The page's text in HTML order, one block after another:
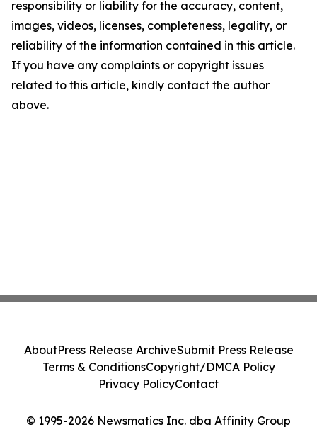
responsibility or liability for the accuracy, content,
images, videos, licenses, completeness, legality, or
reliability of the information contained in this article.
If you have any complaints or copyright issues
related to this article, kindly contact the author
above.
© 1995-2026 Newsmatics Inc. dba Affinity Group
AboutPress Release ArchiveSubmit Press Release
Terms & ConditionsCopyright/DMCA Policy
Privacy PolicyContact